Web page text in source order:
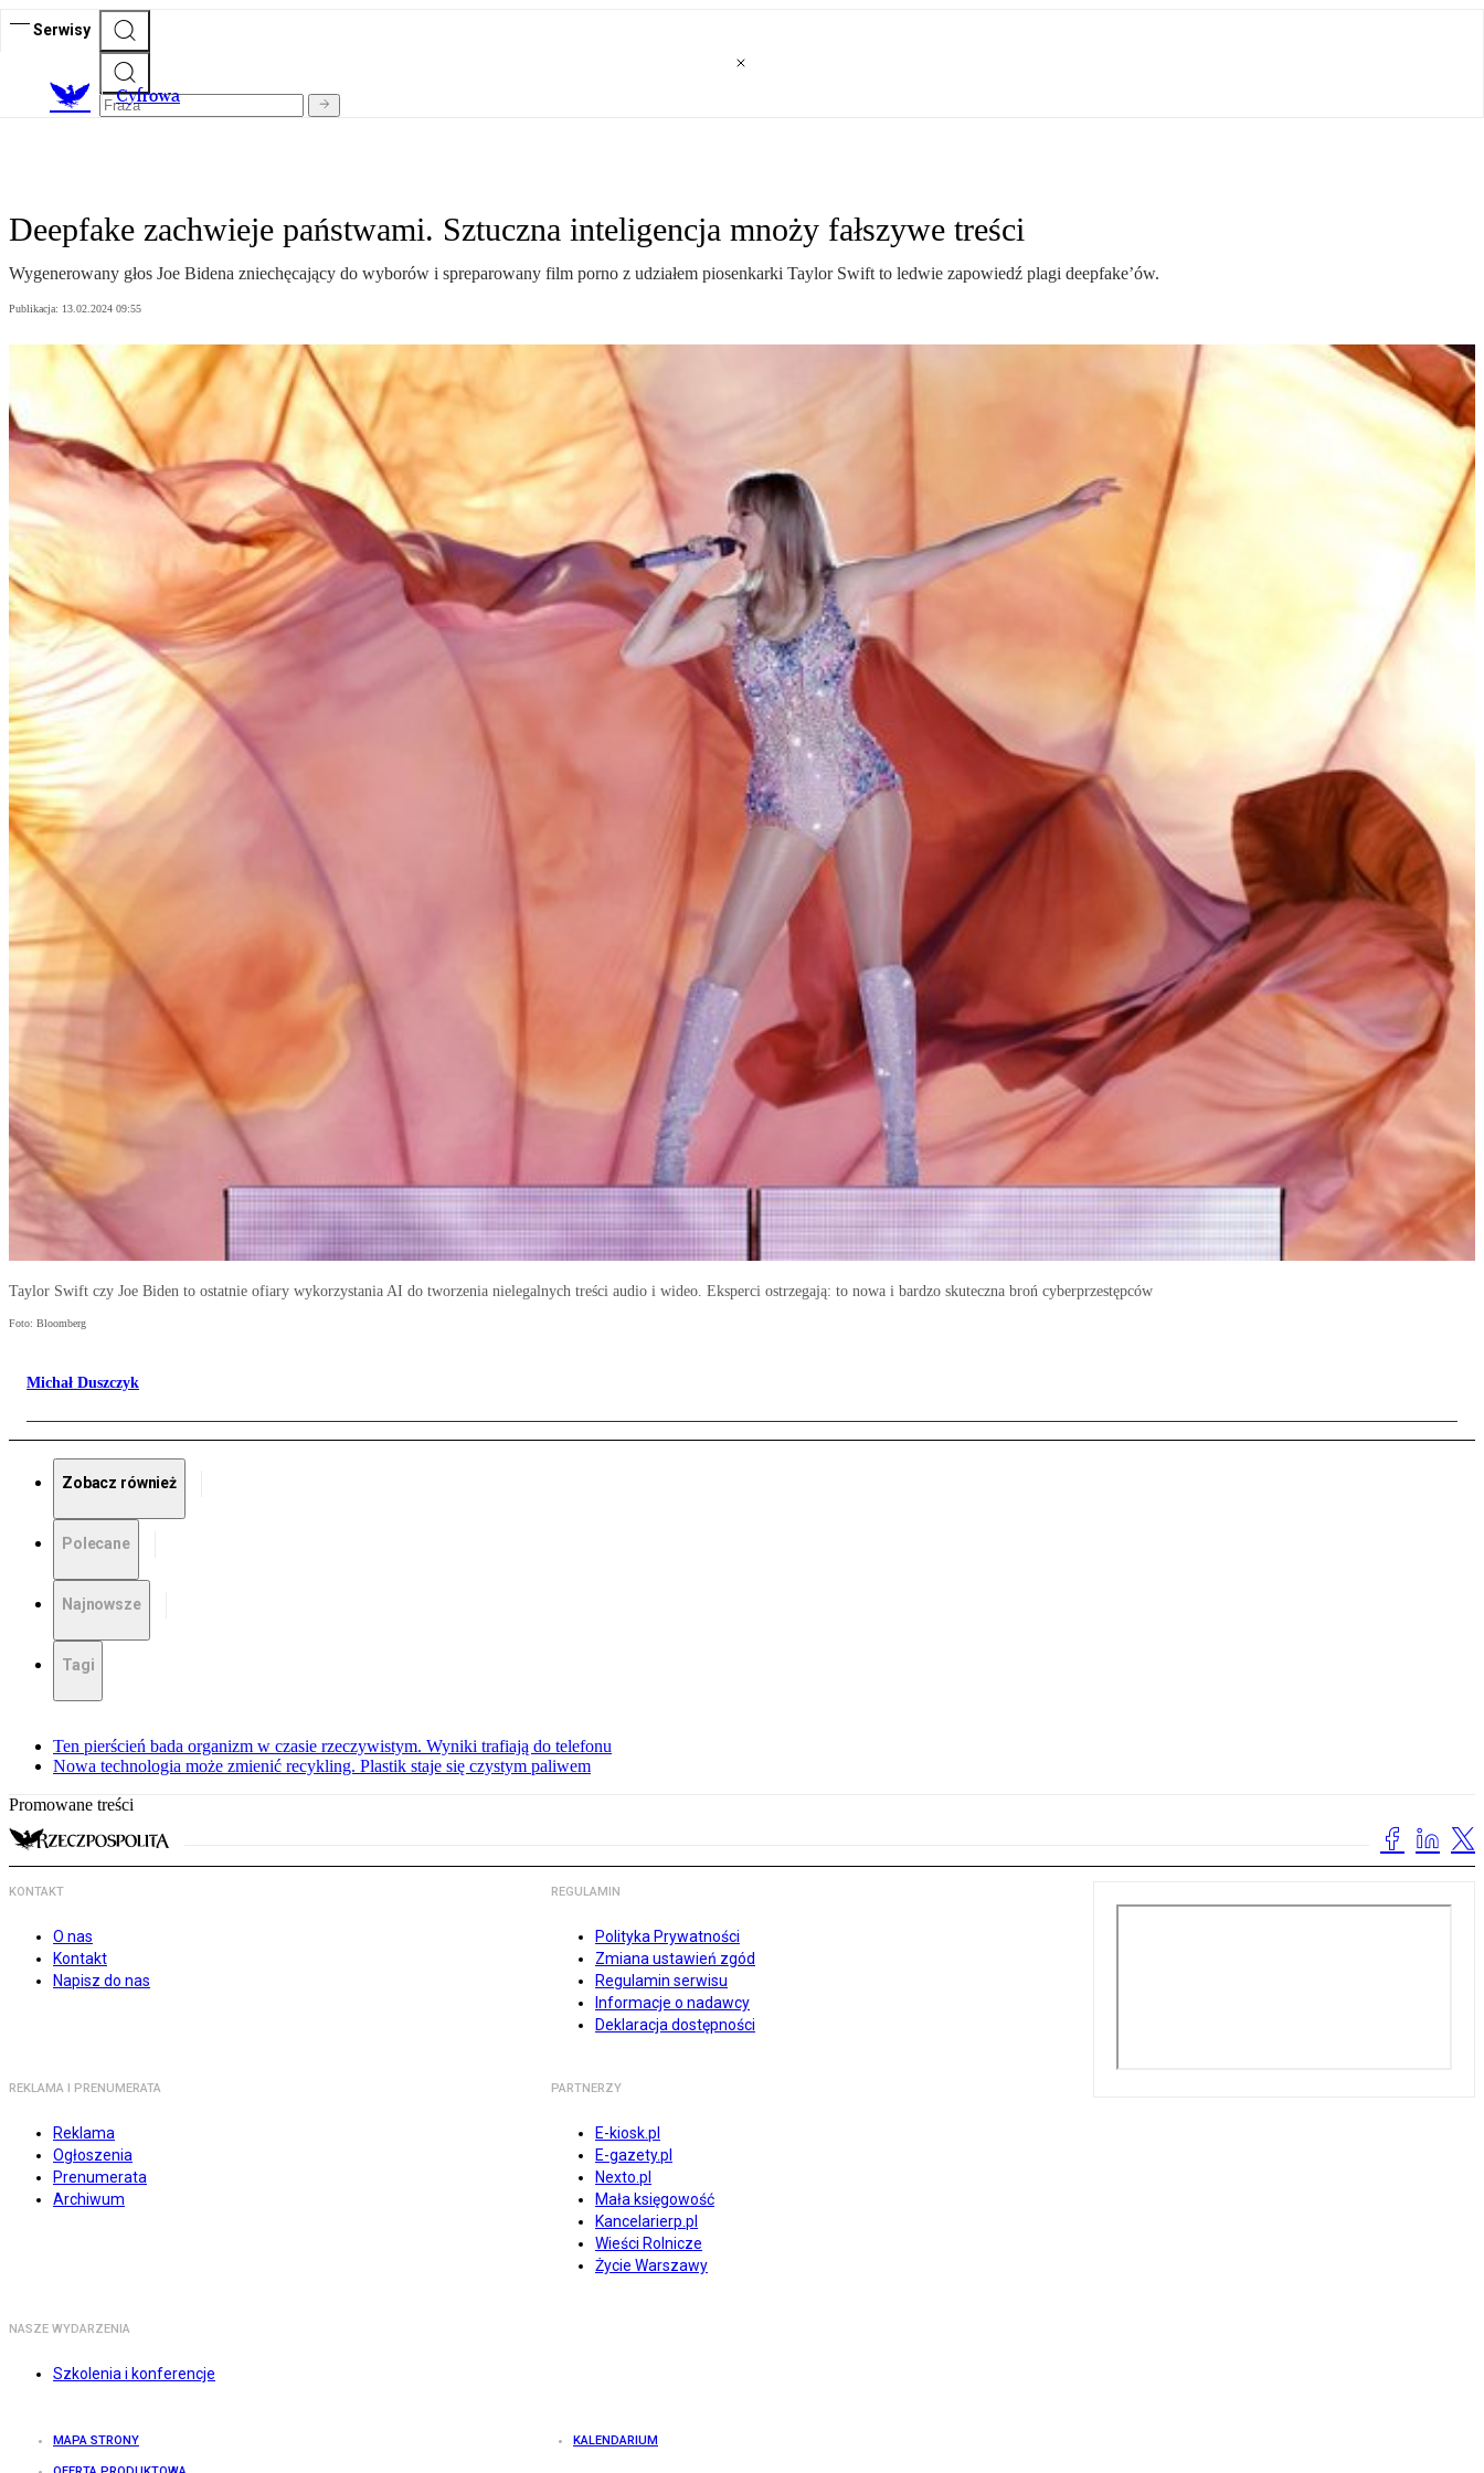
Serwisy
Cyfrowa
Deepfake zachwieje państwami. Sztuczna inteligencja mnoży fałszywe treści
Wygenerowany głos Joe Bidena zniechęcający do wyborów i spreparowany film porno z udziałem piosenkarki Taylor Swift to ledwie zapowiedź plagi deepfake’ów.
Publikacja: 13.02.2024 09:55
Taylor Swift czy Joe Biden to ostatnie ofiary wykorzystania AI do tworzenia nielegalnych treści audio i wideo. Eksperci ostrzegają: to nowa i bardzo skuteczna broń cyberprzestępców
Foto: Bloomberg
Michał Duszczyk
Zobacz również
Polecane
Najnowsze
Tagi
Ten pierścień bada organizm w czasie rzeczywistym. Wyniki trafiają do telefonu
Nowa technologia może zmienić recykling. Plastik staje się czystym paliwem
Promowane treści
KONTAKT
O nas
Kontakt
Napisz do nas
REGULAMIN
Polityka Prywatności
Zmiana ustawień zgód
Regulamin serwisu
Informacje o nadawcy
Deklaracja dostępności
REKLAMA I PRENUMERATA
Reklama
Ogłoszenia
Prenumerata
Archiwum
PARTNERZY
E-kiosk.pl
E-gazety.pl
Nexto.pl
Mała księgowość
Kancelarierp.pl
Wieści Rolnicze
Życie Warszawy
NASZE WYDARZENIA
Szkolenia i konferencje
MAPA STRONY KALENDARIUM